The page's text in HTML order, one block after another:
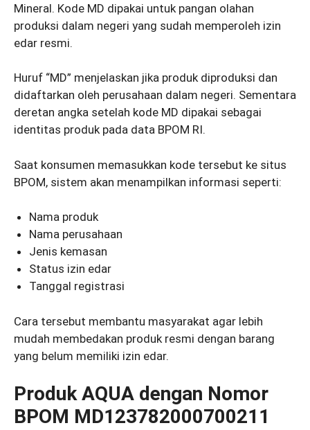
Mineral. Kode MD dipakai untuk pangan olahan
produksi dalam negeri yang sudah memperoleh izin
edar resmi.
Huruf “MD” menjelaskan jika produk diproduksi dan
didaftarkan oleh perusahaan dalam negeri. Sementara
deretan angka setelah kode MD dipakai sebagai
identitas produk pada data BPOM RI.
Saat konsumen memasukkan kode tersebut ke situs
BPOM, sistem akan menampilkan informasi seperti:
Nama produk
Nama perusahaan
Jenis kemasan
Status izin edar
Tanggal registrasi
Cara tersebut membantu masyarakat agar lebih
mudah membedakan produk resmi dengan barang
yang belum memiliki izin edar.
Produk AQUA dengan Nomor
BPOM MD123782000700211